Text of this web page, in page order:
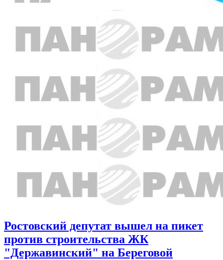
Ростовский депутат вышел на пикет
против строительства ЖК
"Державинский" на Береговой